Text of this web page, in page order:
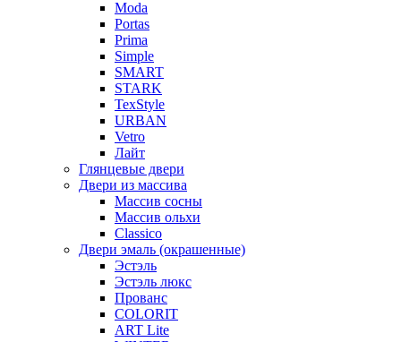
Moda
Portas
Prima
Simple
SMART
STARK
TexStyle
URBAN
Vetro
Лайт
Глянцевые двери
Двери из массива
Массив сосны
Массив ольхи
Classico
Двери эмаль (окрашенные)
Эстэль
Эстэль люкс
Прованс
COLORIT
ART Lite